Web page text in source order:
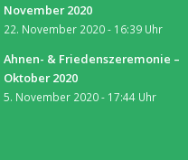
November 2020
22. November 2020 - 16:39 Uhr
Ahnen- & Friedenszeremonie –
Oktober 2020
5. November 2020 - 17:44 Uhr